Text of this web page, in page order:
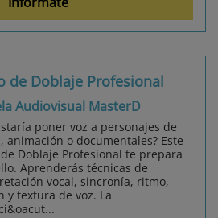
de Doblaje Profesional
Audiovisual MasterD
poner voz a personajes de
animación o documentales? Este
Doblaje Profesional te prepara
Aprenderás técnicas de
vocal, sincronía, ritmo,
y textura de voz. La